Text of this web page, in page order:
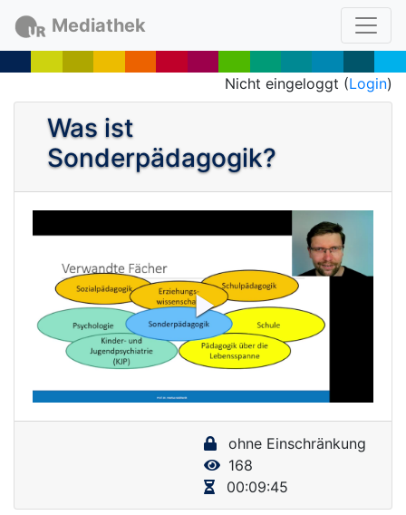
Mediathek
Nicht eingeloggt (Login)
Was ist
Sonderpädagogik?
P
l
V
i
d
ohne Einschränkung
168
00:09:45